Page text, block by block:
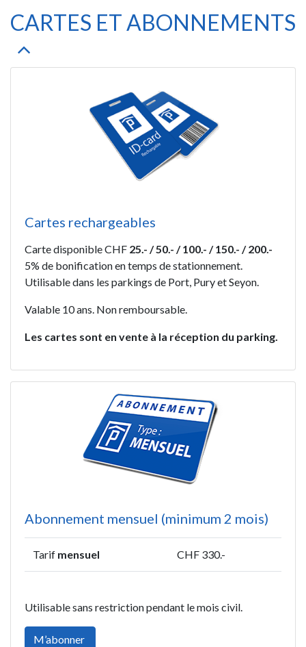
CARTES ET ABONNEMENTS
Cartes rechargeables
Carte disponible CHF 25.- / 50.- / 100.- / 150.- / 200.-
5% de bonification en temps de stationnement.
Utilisable dans les parkings de Port, Pury et Seyon.
Valable 10 ans. Non remboursable.
Les cartes sont en vente à la réception du parking.
Abonnement mensuel (minimum 2 mois)
Tarif mensuel CHF 330.-
Utilisable sans restriction pendant le mois civil.
M’abonner